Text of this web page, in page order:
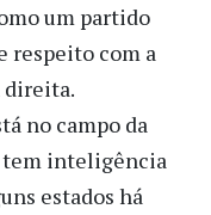
um partido
respeito com a
direita.
no campo da
tem inteligência
estados há